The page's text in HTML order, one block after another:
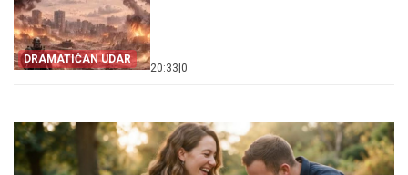
DRAMATIČAN UDAR
20:33 0